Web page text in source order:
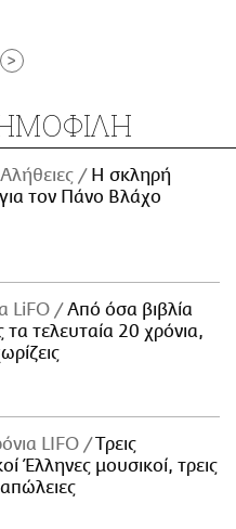
>
H σκληρή
τον Πάνο Βλάχο
LiFO
Από όσα βιβλία
τα τελευταία 20 χρόνια,
LIFO
Tρεις
Έλληνες μουσικοί, τρεις